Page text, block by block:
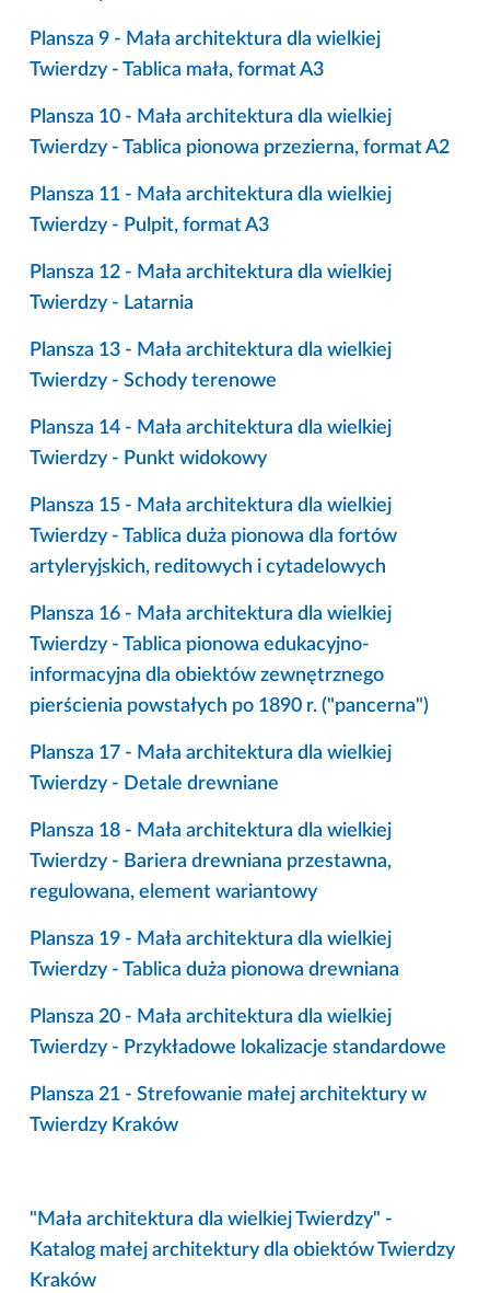
Plansza 9 - Mała architektura dla wielkiej
Twierdzy - Tablica mała, format A3
Plansza 10 - Mała architektura dla wielkiej
Twierdzy - Tablica pionowa przezierna, format A2
Plansza 11 - Mała architektura dla wielkiej
Twierdzy - Pulpit, format A3
Plansza 12 - Mała architektura dla wielkiej
Twierdzy - Latarnia
Plansza 13 - Mała architektura dla wielkiej
Twierdzy - Schody terenowe
Plansza 14 - Mała architektura dla wielkiej
Twierdzy - Punkt widokowy
Plansza 15 - Mała architektura dla wielkiej
Twierdzy - Tablica duża pionowa dla fortów
artyleryjskich, reditowych i cytadelowych
Plansza 16 - Mała architektura dla wielkiej
Twierdzy - Tablica pionowa edukacyjno-
informacyjna dla obiektów zewnętrznego
pierścienia powstałych po 1890 r. ("pancerna")
Plansza 17 - Mała architektura dla wielkiej
Twierdzy - Detale drewniane
Plansza 18 - Mała architektura dla wielkiej
Twierdzy - Bariera drewniana przestawna,
regulowana, element wariantowy
Plansza 19 - Mała architektura dla wielkiej
Twierdzy - Tablica duża pionowa drewniana
Plansza 20 - Mała architektura dla wielkiej
Twierdzy - Przykładowe lokalizacje standardowe
Plansza 21 - Strefowanie małej architektury w
Twierdzy Kraków
"Mała architektura dla wielkiej Twierdzy" -
Katalog małej architektury dla obiektów Twierdzy
Kraków